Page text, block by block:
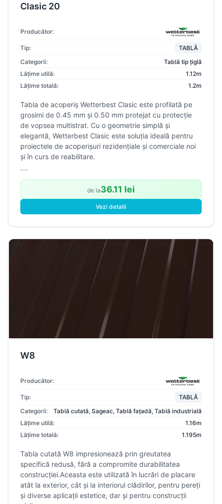
Clasic 20
Producător:
Tip:
TABLĂ
Categorii:
Tablă tip țiglă
Lățime utilă:
1.12m
Lățime totală:
1.2m
Tabla de acoperiș Wetterbest Clasic este profilată pe
grosimi de 0.45 mm și 0.50 mm protejat cu protecție
de vopsea multistrat. Cu o geometrie simplă și
elegantă, Wetterbest Clasic este soluția ideală pentru
proiectele de acoperișuri rezidențiale și comerciale noi
și în curs de reabilitare.
...
de la36.11 lei
Vezi detalii
W8
Producător:
Tip:
TABLĂ
Categorii:
Tablă cutată, Sageac, Tablă fațadă, Tablă industrială
Lățime utilă:
1.16m
Lățime totală:
1.195m
Tabla cutată W8 impresionează prin greutatea
specifică redusă, fără a compromite durabilitatea
construcției.Aceasta este utilizată în lucrări de placare
atât la exterior, cât și la interiorul clădirilor, pentru pereți
și diverse aplicații estetice, dar și pentru construcții